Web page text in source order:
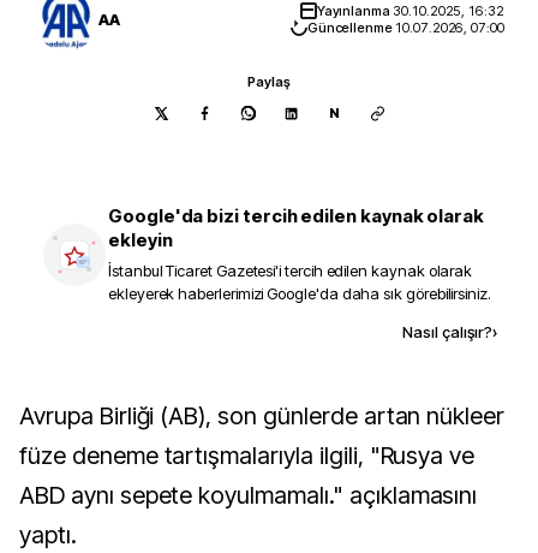
AA Yayınlanma 30.10.2025, 16:32
Güncellenme 10.07.2026, 07:00
Paylaş
N
Google'da bizi tercih edilen kaynak olarak
ekleyin
İstanbul Ticaret Gazetesi'i tercih edilen kaynak olarak
ekleyerek haberlerimizi Google'da daha sık görebilirsiniz.
Nasıl çalışır?›
Avrupa Birliği (AB), son günlerde artan nükleer
füze deneme tartışmalarıyla ilgili, "Rusya ve
ABD aynı sepete koyulmamalı." açıklamasını
yaptı.